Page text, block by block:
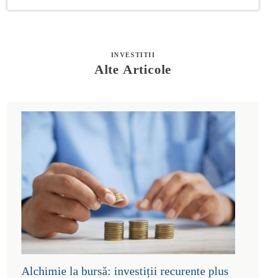
INVESTITII
Alte Articole
Alchimie la bursă: investiții recurente plus